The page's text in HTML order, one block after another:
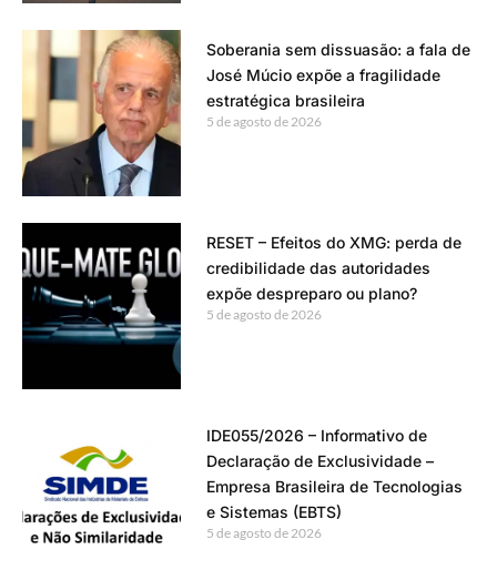
Soberania sem dissuasão: a fala de
José Múcio expõe a fragilidade
estratégica brasileira
5 de agosto de 2026
RESET – Efeitos do XMG: perda de
credibilidade das autoridades
expõe despreparo ou plano?
5 de agosto de 2026
IDE055/2026 – Informativo de
Declaração de Exclusividade –
Empresa Brasileira de Tecnologias
e Sistemas (EBTS)
5 de agosto de 2026